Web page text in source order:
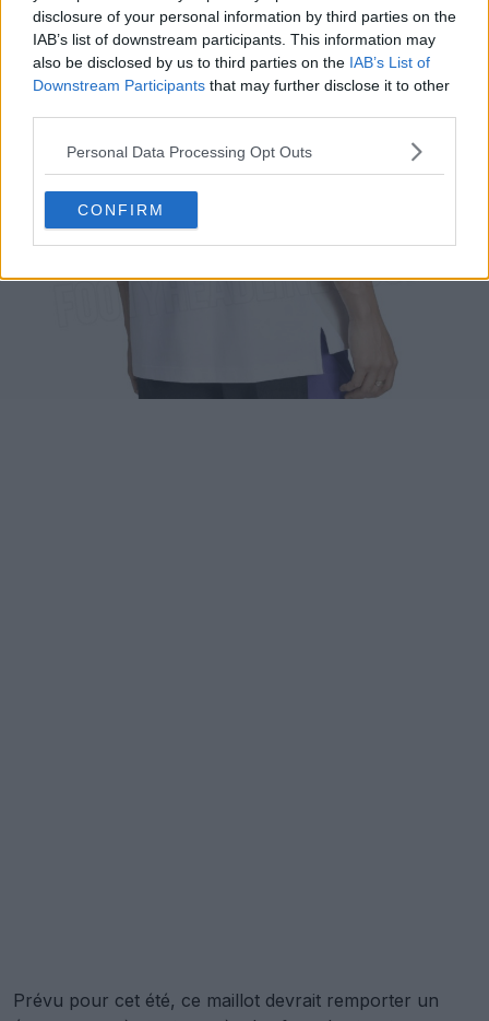
disclosure of your personal information by third parties on the
IAB’s list of downstream participants. This information may
also be disclosed by us to third parties on the IAB’s List of
Downstream Participants that may further disclose it to other
Personal Data Processing Opt Outs
CONFIRM
Prévu pour cet été, ce maillot devrait remporter un